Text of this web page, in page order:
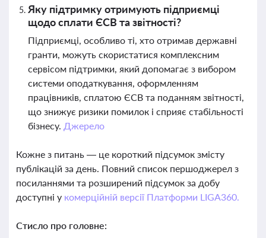
Яку підтримку отримують підприємці
щодо сплати ЄСВ та звітності?
Підприємці, особливо ті, хто отримав державні
гранти, можуть скористатися комплексним
сервісом підтримки, який допомагає з вибором
системи оподаткування, оформленням
працівників, сплатою ЄСВ та поданням звітності,
що знижує ризики помилок і сприяє стабільності
бізнесу. Джерело
Кожне з питань — це короткий підсумок змісту
публікацій за день. Повний список першоджерел з
посиланнями та розширений підсумок за добу
доступні у комерційній версії Платформи LIGA360.
Стисло про головне: